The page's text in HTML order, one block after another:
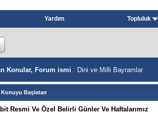
Yardım Topluluk
Konular, Forum ismi : Dini ve Milli Bayramlar
Konuyu Başlatan
Resmi Ve Özel Belirli Günler Ve Haftalarımız